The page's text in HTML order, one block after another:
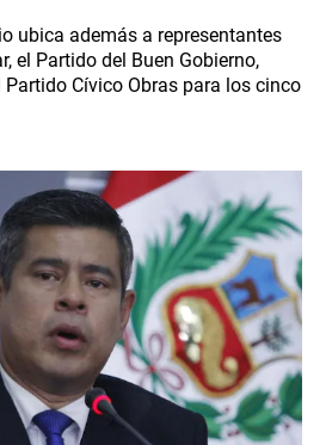
ubica además a representantes
el Partido del Buen Gobierno,
Cívico Obras para los cinco